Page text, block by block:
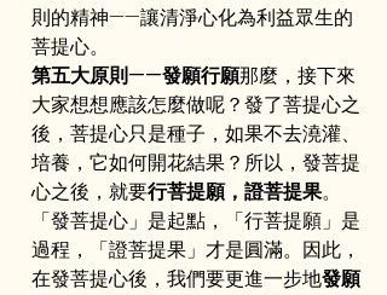
則的精神——讓清淨心化為利益眾生的
菩提心。
第五大原則——發願行願那麼，接下來
大家想想應該怎麼做呢？發了菩提心之
後，菩提心只是種子，如果不去澆灌、
培養，它如何開花結果？所以，發菩提
心之後，就要行菩提願，證菩提果。
「發菩提心」是起點，「行菩提願」是
過程，「證菩提果」才是圓滿。因此，
在發菩提心後，我們要更進一步地發願